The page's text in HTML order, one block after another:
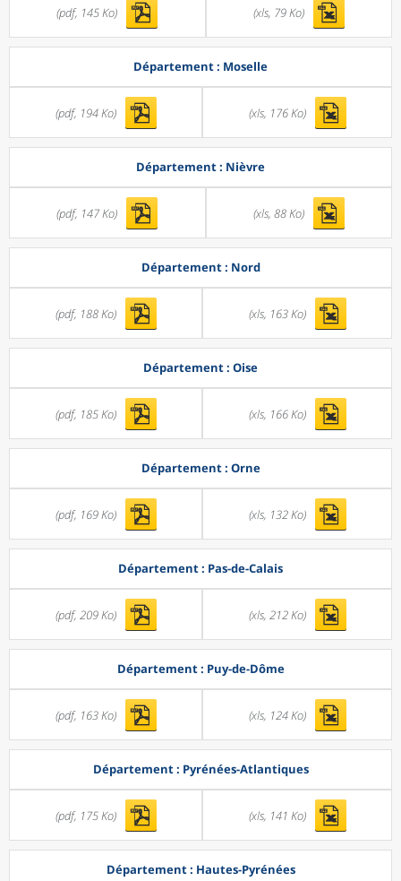
(pdf, 145 Ko) (xls, 79 Ko)
Département : Moselle
(pdf, 194 Ko) (xls, 176 Ko)
Département : Nièvre
(pdf, 147 Ko) (xls, 88 Ko)
Département : Nord
(pdf, 188 Ko) (xls, 163 Ko)
Département : Oise
(pdf, 185 Ko) (xls, 166 Ko)
Département : Orne
(pdf, 169 Ko) (xls, 132 Ko)
Département : Pas-de-Calais
(pdf, 209 Ko) (xls, 212 Ko)
Département : Puy-de-Dôme
(pdf, 163 Ko) (xls, 124 Ko)
Département : Pyrénées-Atlantiques
(pdf, 175 Ko) (xls, 141 Ko)
Département : Hautes-Pyrénées